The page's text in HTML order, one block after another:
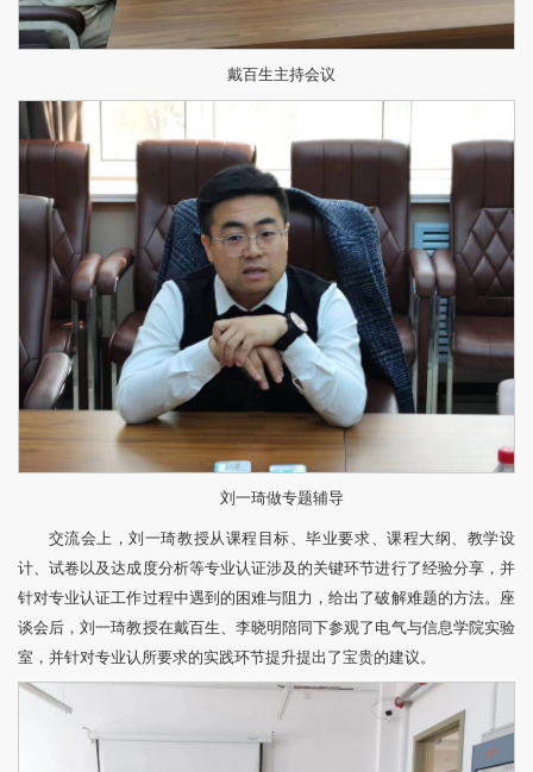
戴百生主持会议
刘一琦做专题辅导
交流会上，刘一琦教授从课程目标、毕业要求、课程大纲、教学设
计、试卷以及达成度分析等专业认证涉及的关键环节进行了经验分享，并
针对专业认证工作过程中遇到的困难与阻力，给出了破解难题的方法。座
谈会后，刘一琦教授在戴百生、李晓明陪同下参观了电气与信息学院实验
室，并针对专业认所要求的实践环节提升提出了宝贵的建议。